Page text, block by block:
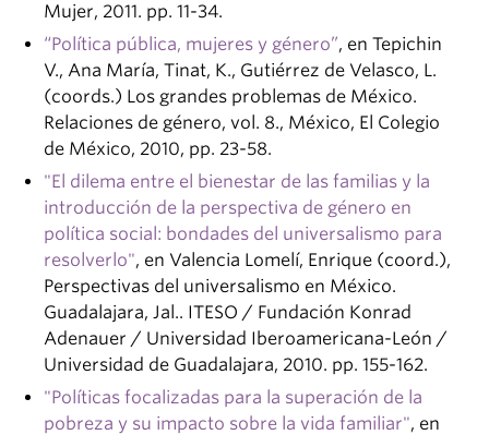
Mujer, 2011. pp. 11-34.
“Política pública, mujeres y género”, en Tepichin
V., Ana María, Tinat, K., Gutiérrez de Velasco, L.
(coords.) Los grandes problemas de México.
Relaciones de género, vol. 8., México, El Colegio
de México, 2010, pp. 23-58.
"El dilema entre el bienestar de las familias y la
introducción de la perspectiva de género en
política social: bondades del universalismo para
resolverlo", en Valencia Lomelí, Enrique (coord.),
Perspectivas del universalismo en México.
Guadalajara, Jal.. ITESO / Fundación Konrad
Adenauer / Universidad Iberoamericana-León /
Universidad de Guadalajara, 2010. pp. 155-162.
"Políticas focalizadas para la superación de la
pobreza y su impacto sobre la vida familiar", en